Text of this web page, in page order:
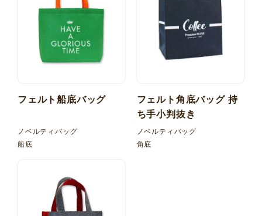
フェルト船底バッグ
ノベルティバッグ
船底
フェルト角底バッグ 持
ち手小判抜き
ノベルティバッグ
角底